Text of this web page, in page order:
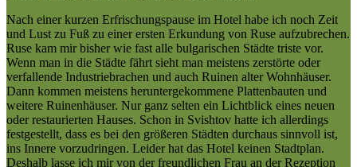
Nach einer kurzen Erfrischungspause im Hotel habe ich noch Zeit
und Lust zu Fuß zu einer ersten Erkundung von Ruse aufzubrechen.
Ruse kam mir bisher wie fast alle bulgarischen Städte triste vor.
Wenn man in die Städte fährt sieht man meistens zerstörte oder
verfallende Industriebrachen und auch Ruinen alter Wohnhäuser.
Dann kommen meistens heruntergekommene Plattenbauten und
weitere Ruinenhäuser. Nur ganz selten ein Lichtblick eines neuen
oder restaurierten Hauses. Schon in Svishtov hatte ich allerdings
festgestellt, dass es bei den größeren Städten durchaus sinnvoll ist,
ins Innere vorzudringen. Leider hat das Hotel keinen Stadtplan.
Deshalb lasse ich mir von der freundlichen Frau an der Rezeption